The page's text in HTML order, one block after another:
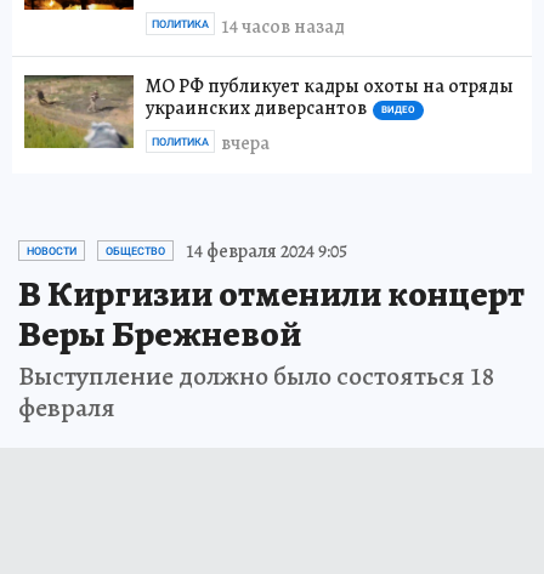
14 часов назад
ПОЛИТИКА
МО РФ публикует кадры охоты на отряды
украинских диверсантов
ВИДЕО
вчера
ПОЛИТИКА
НОВОСТИ ОБЩЕСТВО 14 февраля 2024 9:05
В Киргизии отменили концерт
Веры Брежневой
Выступление должно было состояться 18
февраля